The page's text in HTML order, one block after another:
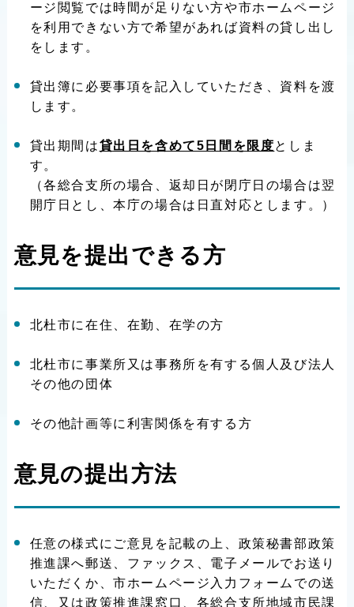
ージ閲覧では時間が足りない方や市ホームページ
を利用できない方で希望があれば資料の貸し出し
をします。
貸出簿に必要事項を記入していただき、資料を渡
します。
貸出期間は貸出日を含めて5日間を限度としま
す。
（各総合支所の場合、返却日が閉庁日の場合は翌
開庁日とし、本庁の場合は日直対応とします。）
意見を提出できる方
北杜市に在住、在勤、在学の方
北杜市に事業所又は事務所を有する個人及び法人
その他の団体
その他計画等に利害関係を有する方
意見の提出方法
任意の様式にご意見を記載の上、政策秘書部政策
推進課へ郵送、ファックス、電子メールでお送り
いただくか、市ホームページ入力フォームでの送
信、又は政策推進課窓口、各総合支所地域市民課